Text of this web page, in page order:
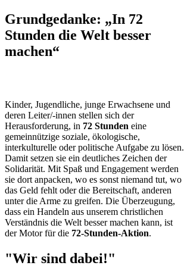
Grundgedanke: „In 72
Stunden die Welt besser
machen“
Kinder, Jugendliche, junge Erwachsene und
deren Leiter/-innen stellen sich der
Herausforderung, in 72 Stunden eine
gemeinnützige soziale, ökologische,
interkulturelle oder politische Aufgabe zu lösen.
Damit setzen sie ein deutliches Zeichen der
Solidarität. Mit Spaß und Engagement werden
sie dort anpacken, wo es sonst niemand tut, wo
das Geld fehlt oder die Bereitschaft, anderen
unter die Arme zu greifen. Die Überzeugung,
dass ein Handeln aus unserem christlichen
Verständnis die Welt besser machen kann, ist
der Motor für die 72-Stunden-Aktion.
"Wir sind dabei!"